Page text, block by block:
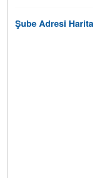
Şube Adresi